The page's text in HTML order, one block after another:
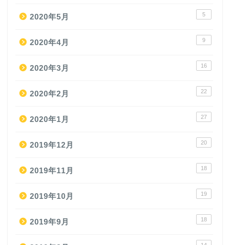
2020年5月 5
2020年4月 9
2020年3月 16
2020年2月 22
2020年1月 27
2019年12月 20
2019年11月 18
2019年10月 19
2019年9月 18